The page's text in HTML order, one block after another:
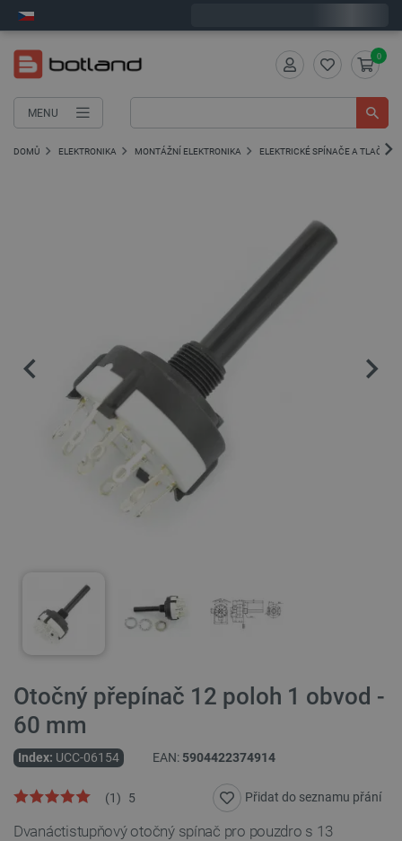
MENU
0
DOMŮ ELEKTRONIKA MONTÁŽNÍ ELEKTRONIKA ELEKTRICKÉ SPÍNAČE A TLAČÍTKA
Otočný přepínač 12 poloh 1 obvod -
60 mm
Index: UCC-06154 EAN: 5904422374914
5
(1) Přidat do seznamu přání
Dvanáctistupňový otočnýspínač pro pouzdro s 13